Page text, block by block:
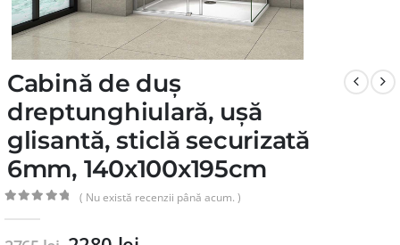
Cabină de duș
dreptunghiulară, ușă
glisantă, sticlă securizată
6mm, 140x100x195cm
( Nu există recenzii până acum. )